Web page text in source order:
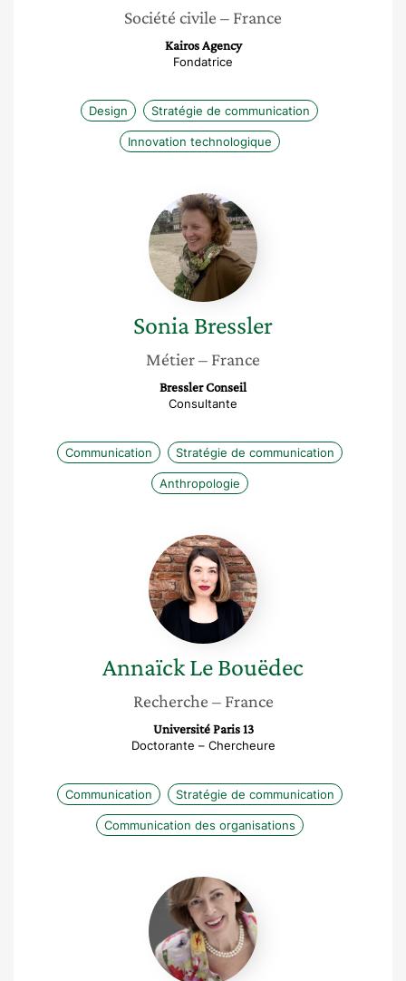
Société civile – France
Kairos Agency
Fondatrice
Design Stratégie de communication
Innovation technologique
Sonia
Bressler
SoniaBressler
Métier– France
Bressler Conseil
Consultante
Communication Stratégie de communication
Anthropologie
Annaïck
Le
Bouëdec
AnnaïckLe Bouëdec
Recherche – France
Université Paris 13
Doctorante – Chercheure
Communication Stratégie de communication
Communication des organisations
Jeanne
Courouble